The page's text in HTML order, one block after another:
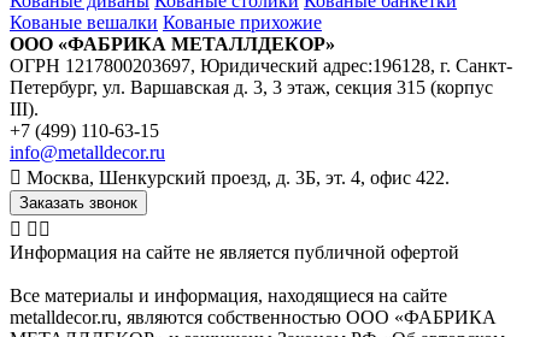
Кованые вешалки Кованые прихожие
ООО «ФАБРИКА МЕТАЛЛДЕКОР»
ОГРН 1217800203697, Юридический адрес:196128, г. Санкт-
Петербург, ул. Варшавская д. 3, 3 этаж, секция 315 (корпус
III).
+7 (499) 110-63-15
info@metalldecor.ru
Москва, Шенкурский проезд, д. 3Б, эт. 4, офис 422.
Заказать звонок
Информация на сайте не является публичной офертой
Все материалы и информация, находящиеся на сайте
metalldecor.ru, являются собственностью ООО «ФАБРИКА